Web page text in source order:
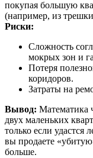
покупая большую
(например, из
Риски:
Сложность
мокрых зон и
Потеря
коридоров.
Затраты на
Вывод: Математика
двух маленьких
только если удастся
вы продаете
больше.